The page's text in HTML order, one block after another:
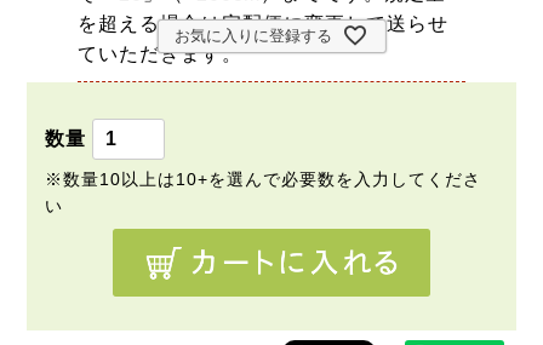
を超える場合は宅配便に変更して送らせ
ていただきます。
お気に入りに登録する